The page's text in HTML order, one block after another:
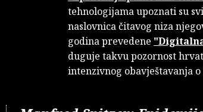
tehnologijama upoznati su
naslovnica čitavog niza
godina prevedene
duguje takvu pozornost
intenzivnog obavještavanja